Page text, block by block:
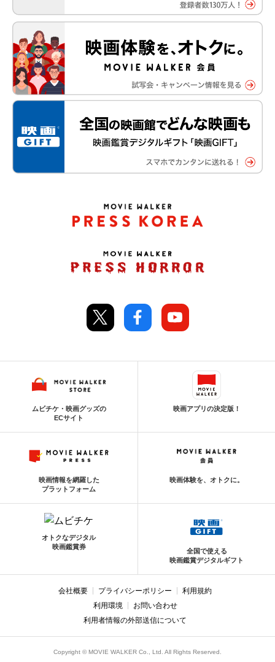
ムビチケ・映画グッズの
ECサイト
映画アプリの決定版！
映画情報を網羅した
プラットフォーム
映画体験を、オトクに。
オトクなデジタル
映画鑑賞券
全国で使える
映画鑑賞デジタルギフト
会社概要 プライバシーポリシー
利用規約
利用環境
お問い合わせ
利用者情報の外部送信について
Copyright © MOVIE WALKER Co., Ltd. All Rights Reserved.